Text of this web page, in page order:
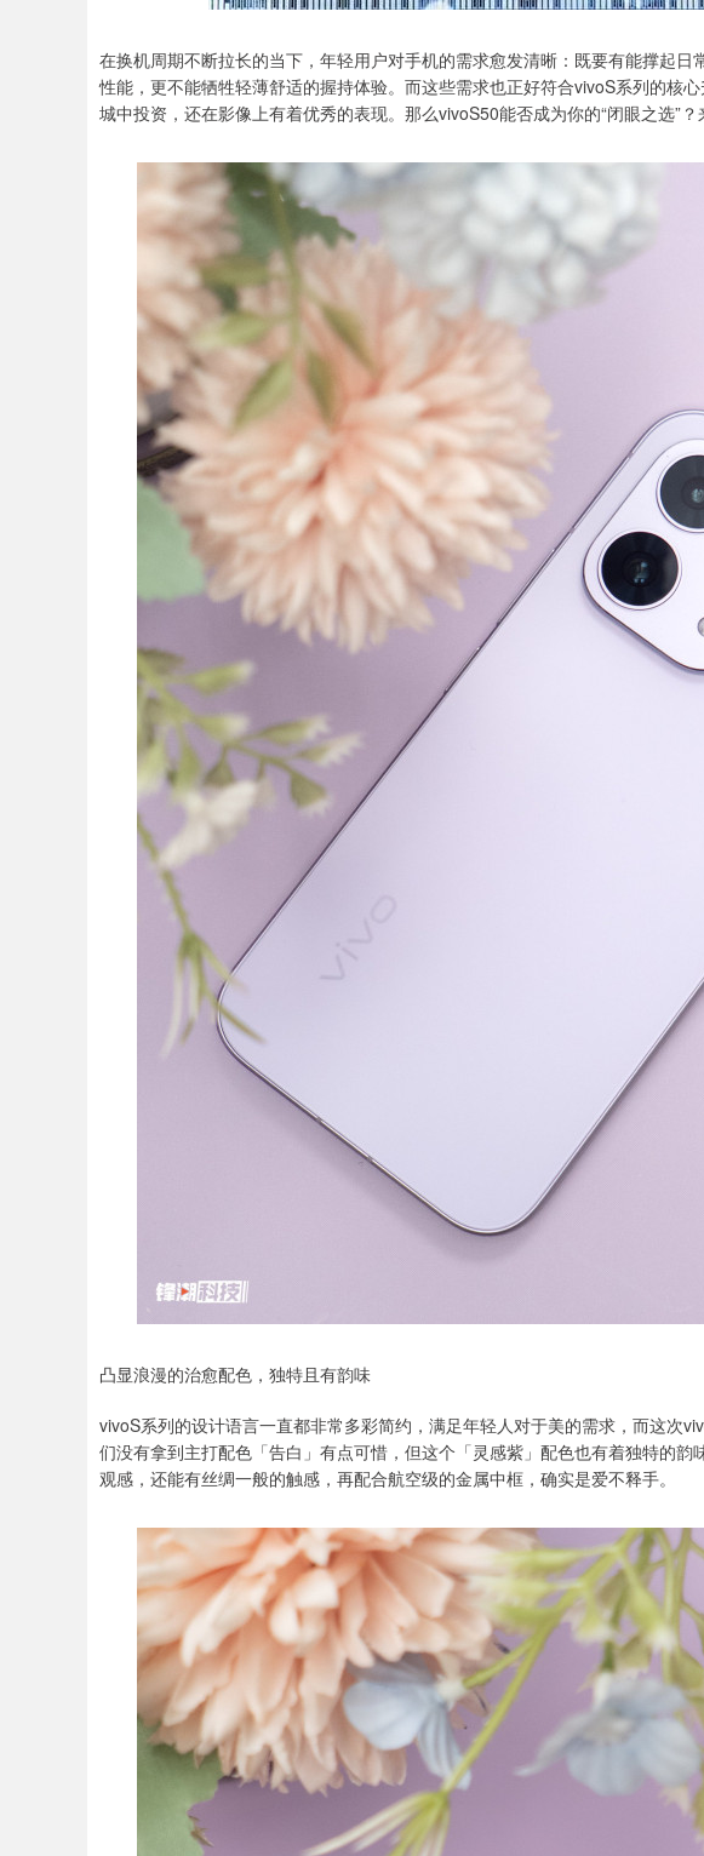
在换机周期不断拉长的当下，年轻用户对手机的需求愈发清晰：既要有能撑起
性能，更不能牺牲轻薄舒适的握持体验。而这些需求也正好符合vivoS系列的核
城中投资，还在影像上有着优秀的表现。那么vivoS50能否成为你的“闭眼之选”？
凸显浪漫的治愈配色，独特且有韵味
vivoS系列的设计语言一直都非常多彩简约，满足年轻人对于美的需求，而这次
们没有拿到主打配色「告白」有点可惜，但这个「灵感紫」配色也有着独特的
观感，还能有丝绸一般的触感，再配合航空级的金属中框，确实是爱不释手。
深证成指 14311.01 200.89 1.42% 沪